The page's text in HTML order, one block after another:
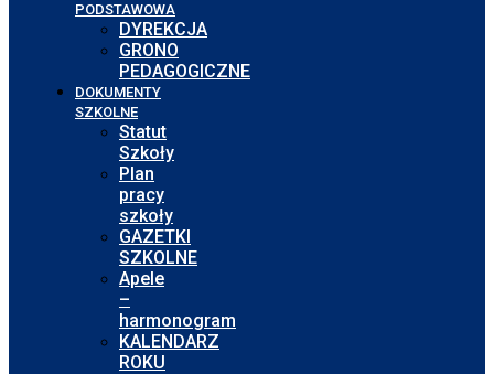
PODSTAWOWA
DYREKCJA
GRONO
PEDAGOGICZNE
DOKUMENTY
SZKOLNE
Statut
Szkoły
Plan
pracy
szkoły
GAZETKI
SZKOLNE
Apele
–
harmonogram
KALENDARZ
ROKU